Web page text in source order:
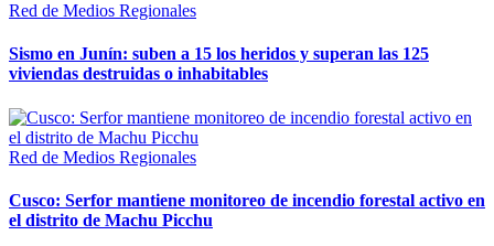
Red de Medios Regionales
Sismo en Junín: suben a 15 los heridos y superan las 125
viviendas destruidas o inhabitables
Red de Medios Regionales
Cusco: Serfor mantiene monitoreo de incendio forestal activo en
el distrito de Machu Picchu